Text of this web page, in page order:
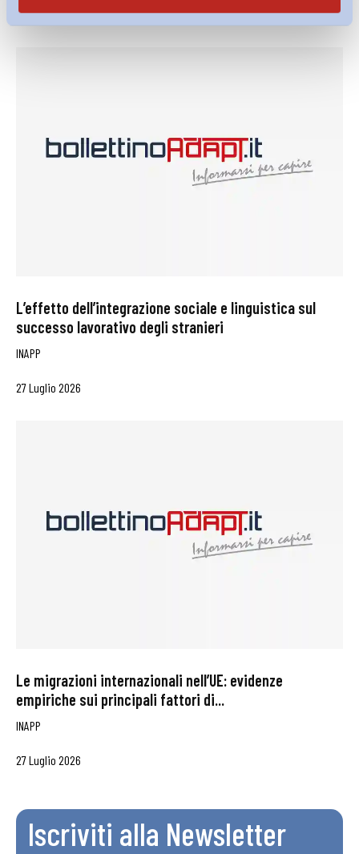
27 Luglio 2026
L’effetto dell’integrazione sociale e linguistica sul
successo lavorativo degli stranieri
INAPP
27 Luglio 2026
Le migrazioni internazionali nell’UE: evidenze
empiriche sui principali fattori di...
INAPP
27 Luglio 2026
Iscriviti alla Newsletter